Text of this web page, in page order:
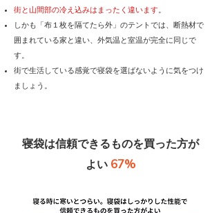
街と山間部の冷え込みはまったく違います
しかも「布１枚を隔てたら外」のテントでは、断熱材で
囲まれている家と違い、外気温と室温が完全に同じで
す。
街で生活している感覚で寝袋を選ばないように気をつけ
ましょう。
寝袋は信頼できるものを買った方が
よい 67%